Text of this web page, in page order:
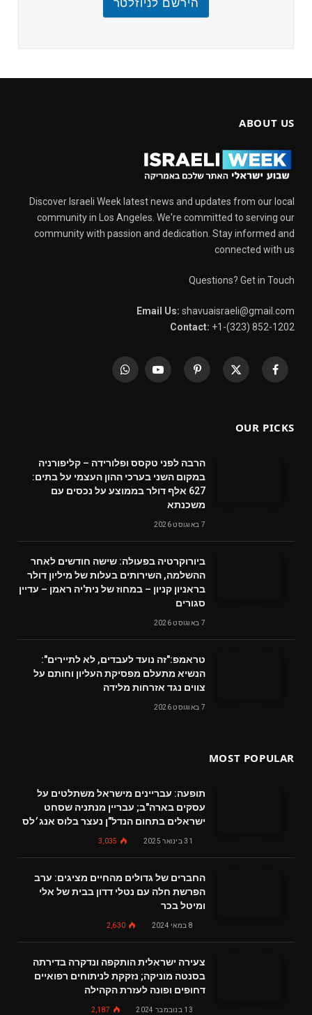
הירשם לניוזלטר
ABOUT US
Discover Israeli Week latest news and updates from our local
community in Los Angeles. We're committed to serving our
community with passion and dedication. Stay informed and
connected with us
Questions? Get in Touch
Email Us: shavuaisraeli@gmail.com
Contact: +1-(323) 852-1202
Facebook
X
Pinterest
YouTube
WhatsApp
OUR PICKS
הרבה לפני טקסס ופלורידה – קליפורניה
במקום השני בערכי ההון העצמי על בתים:
627 אלף דולר בממוצע על נכסים עם
משכנתא
7 באוגוסט 2026
ביורוקרטיה בפעולה: שישה חודשים לאחר
ההשלמה, השירותים בעלות של מיליון דולר
בראניון קניון – במחוז של נית'יה ראמן – עדיין
סגורים
7 באוגוסט 2026
טראמפ:"זה נועד לעבדים, לא לתיירים":
הנשיא מתעלם מפסיקת העליון וחותם על
צווים נגד אזרחות מלידה
7 באוגוסט 2026
MOST POPULAR
תופעה: עבריינים מישראל משתלטים על
עסקים בארה"ב; עבריין מנתניה שסחט
ישראלים בתחום הנדל"ן נעצר בלוס אנג׳לס
31 בינואר 2025 3,035
החברים של גדולים מהחיים מציגים: ערב
הפרשת חלה עם נטלי דדון בבית של אלי
ומיטל בכר
8 במאי 2024 2,630
צעירה ישראלית הותקפה ונדקרה בדירתה
בסנטה מוניקה; נזקקת לניתוחים רפואיים
דחופים ופונה לעזרת הקהילה
13 בנובמבר 2024 2,187